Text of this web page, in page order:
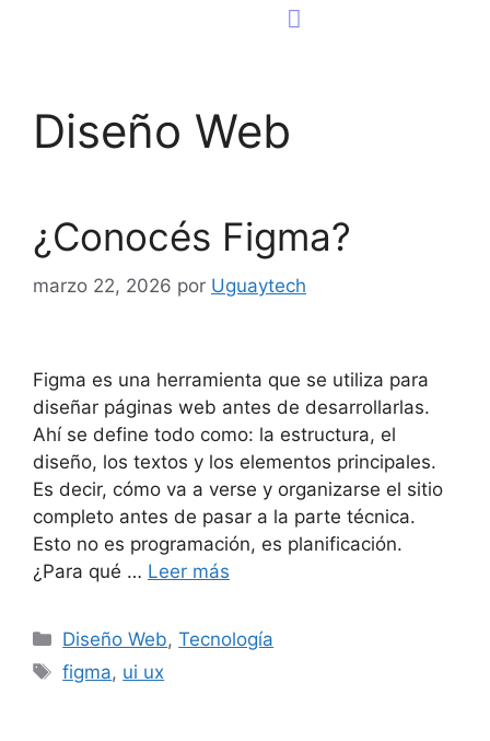
Diseño Web
¿Conocés Figma?
marzo 22, 2026 por Uguaytech
Figma es una herramienta que se utiliza para
diseñar páginas web antes de desarrollarlas.
Ahí se define todo como: la estructura, el
diseño, los textos y los elementos principales.
Es decir, cómo va a verse y organizarse el sitio
completo antes de pasar a la parte técnica.
Esto no es programación, es planificación.
¿Para qué … Leer más
Diseño Web,Tecnología
figma, ui ux